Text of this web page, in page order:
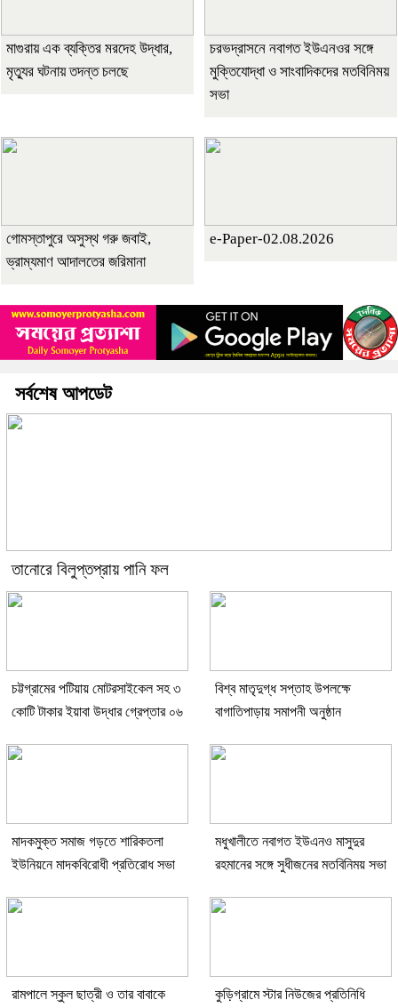
মাগুরায় এক ব্যক্তির মরদেহ উদ্ধার,
মৃত্যুর ঘটনায় তদন্ত চলছে
চরভদ্রাসনে নবাগত ইউএনওর সঙ্গে
মুক্তিযোদ্ধা ও সাংবাদিকদের মতবিনিময়
সভা
গোমস্তাপুরে অসুস্থ গরু জবাই,
ভ্রাম্যমাণ আদালতের জরিমানা
e-Paper-02.08.2026
সর্বশেষ আপডেট
তানোরে বিলুপ্তপ্রায় পানি ফল
চট্টগ্রামের পটিয়ায় মোটরসাইকেল সহ ৩
কোটি টাকার ইয়াবা উদ্ধার গ্রেপ্তার ০৬
বিশ্ব মাতৃদুগ্ধ সপ্তাহ উপলক্ষে
বাগাতিপাড়ায় সমাপনী অনুষ্ঠান
মাদকমুক্ত সমাজ গড়তে শারিকতলা
ইউনিয়নে মাদকবিরোধী প্রতিরোধ সভা
মধুখালীতে নবাগত ইউএনও মাসুদুর
রহমানের সঙ্গে সুধীজনের মতবিনিময় সভা
রামপালে স্কুল ছাত্রী ও তার বাবাকে
কুড়িগ্রামে স্টার নিউজের প্রতিনিধি